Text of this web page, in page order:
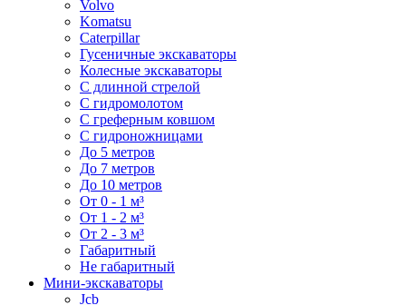
Volvo
Komatsu
Caterpillar
Гусеничные экскаваторы
Колесные экскаваторы
С длинной стрелой
С гидромолотом
С греферным ковшом
С гидроножницами
До 5 метров
До 7 метров
До 10 метров
От 0 - 1 м³
От 1 - 2 м³
От 2 - 3 м³
Габаритный
Не габаритный
Мини-экскаваторы
Jcb